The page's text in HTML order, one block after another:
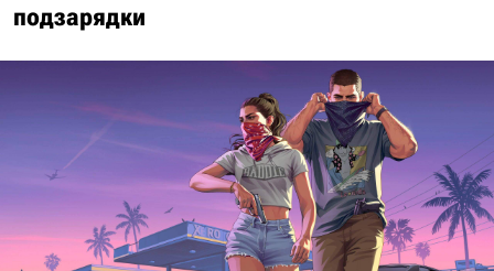
подзарядки